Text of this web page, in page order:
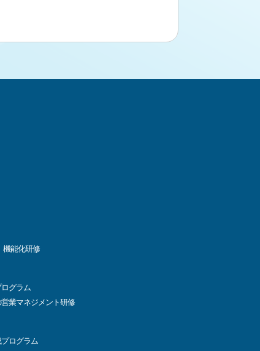
機能化研修
グラム
業マネジメント研修
ログラム